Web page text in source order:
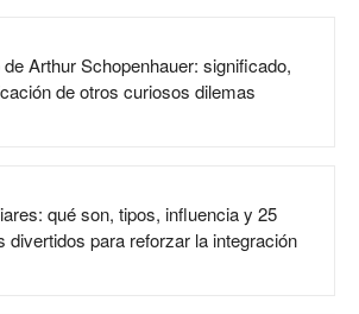
Arthur Schopenhauer: significado,
de otros curiosos dilemas
qué son, tipos, influencia y 25
divertidos para reforzar la integración